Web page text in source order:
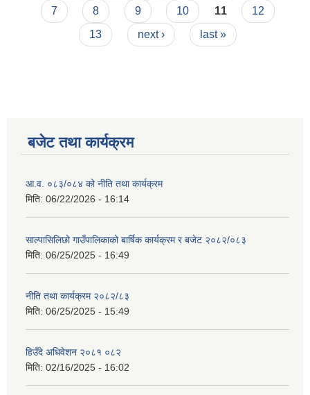
7
8 9 10 11
12
13
next › last »
बजेट तथा कार्यक्रम
आ.व. ०८३/०८४ को नीति तथा कार्यक्रम
मिति: 06/22/2026 - 16:14
साल्पासिलिछो गाउँपालिकाको बार्षिक कार्यक्रम र बजेट २०८२/०८३
मिति: 06/25/2025 - 16:49
नीति तथा कार्यक्रम २०८२/८३
मिति: 06/25/2025 - 15:49
हिउँदे अधिवेशन २०८१ ०८२
मिति: 02/16/2025 - 16:02